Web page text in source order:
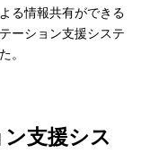
る情報共有ができる
ーション支援システ
。
支援シス